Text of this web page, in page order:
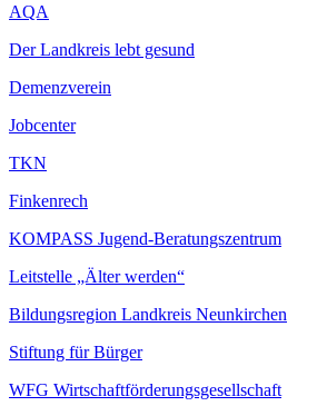
AQA
Der Landkreis lebt gesund
Demenzverein
Jobcenter
TKN
Finkenrech
KOMPASS Jugend-Beratungszentrum
Leitstelle „Älter werden“
Bildungsregion Landkreis Neunkirchen
Stiftung für Bürger
WFG Wirtschaftförderungsgesellschaft